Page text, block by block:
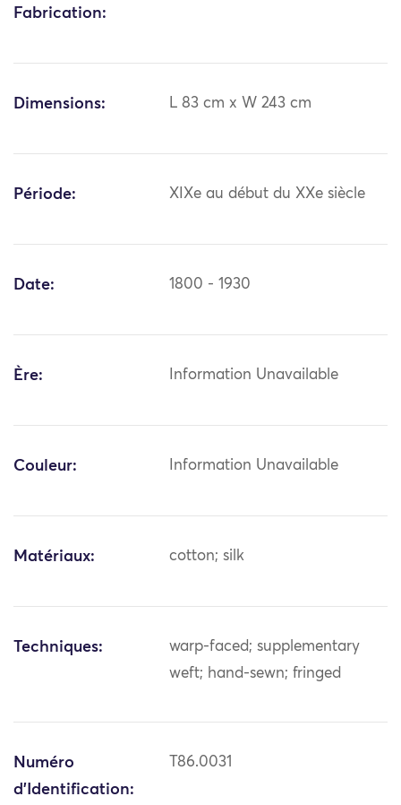
Fabrication:
Dimensions: L 83 cm x W 243 cm
Période: XIXe au début du XXe siècle
Date: 1800 - 1930
Ère: Information Unavailable
Couleur: Information Unavailable
Matériaux: cotton; silk
Techniques:
warp-faced; supplementary
weft; hand-sewn; fringed
Numéro
d'Identification:
T86.0031